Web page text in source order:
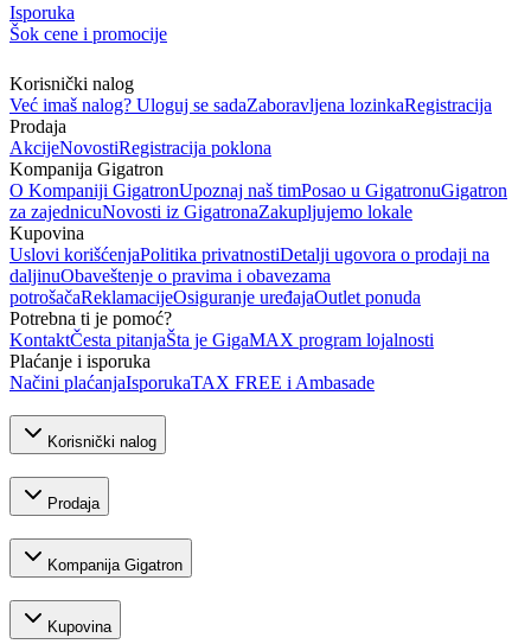
Isporuka
Šok cene i promocije
Korisnički nalog
Već imaš nalog? Uloguj se sadaZaboravljena lozinkaRegistracija
Prodaja
AkcijeNovostiRegistracija poklona
Kompanija Gigatron
O Kompaniji GigatronUpoznaj naš timPosao u GigatronuGigatron
za zajednicuNovosti iz GigatronaZakupljujemo lokale
Kupovina
Uslovi korišćenjaPolitika privatnostiDetalji ugovora o prodaji na
daljinuObaveštenje o pravima i obavezama
potrošačaReklamacijeOsiguranje uređajaOutlet ponuda
Potrebna ti je pomoć?
KontaktČesta pitanjaŠta je GigaMAX program lojalnosti
Plaćanje i isporuka
Načini plaćanjaIsporukaTAX FREE i Ambasade
Korisnički nalog
Prodaja
Kompanija Gigatron
Kupovina